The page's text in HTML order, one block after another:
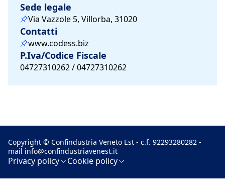
Sede legale
Via Vazzole 5, Villorba, 31020
Contatti
www.codess.biz
P.Iva/Codice Fiscale
04727310262 / 04727310262
Copyright © Confindustria Veneto Est - c.f. 92293280282 -
mail info@confindustriavenest.it
Privacy policy Cookie policy